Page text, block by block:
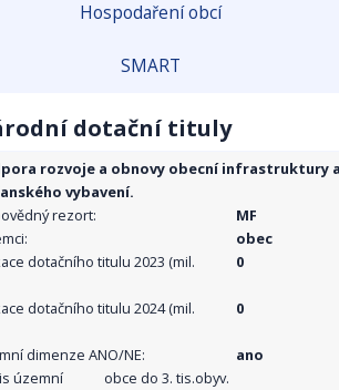
Hospodaření obcí
SMART
dotační tituly
rozvoje a obnovy obecní infrastruktury
vybavení.
rezort:
MF
obec
dotačního titulu 2023 (mil.
0
dotačního titulu 2024 (mil.
0
dimenze ANO/NE:
ano
územní
obce do 3. tis.obyv.